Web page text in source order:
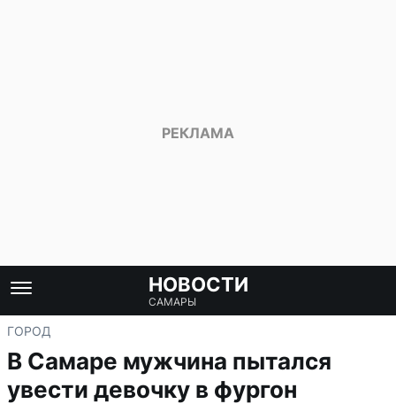
НОВОСТИ
САМАРЫ
ГОРОД
В Самаре мужчина пытался
увести девочку в фургон